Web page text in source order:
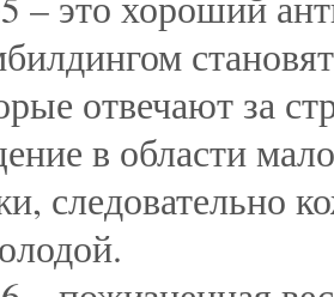
отвечают за
в области
следовательно